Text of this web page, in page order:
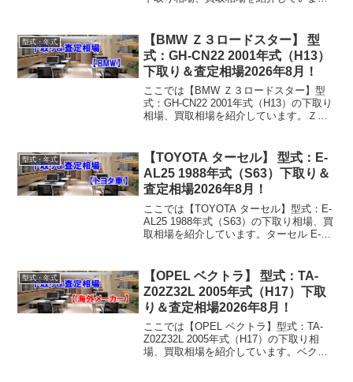
相場：マイナス1万円～276...
型式・年式
【BMW Ｚ３ロードスター】 型
式：GH-CN22 2001年式（H13）
下取り＆査定相場2026年8月！
ここでは【BMW Ｚ３ロードスター】型
式：GH-CN22 2001年式（H13）の下取り
相場、買取相場を紹介しています。Ｚ３
場：マイナス1万円～6万円買取り相場...
型式・年式
【TOYOTA ターセル】 型式：E-
AL25 1988年式（S63）下取り＆
査定相場2026年8月！
ここでは【TOYOTA ターセル】型式：E-
AL25 1988年式（S63）の下取り相場、買
取相場を紹介しています。ターセル E-
買取り相場：マイナス1万...
型式・年式
【OPEL ベクトラ】 型式：TA-
Z02Z32L 2005年式（H17）下取
り＆査定相場2026年8月！
ここでは【OPEL ベクトラ】型式：TA-
Z02Z32L 2005年式（H17）の下取り相
場、買取相場を紹介しています。ベクト